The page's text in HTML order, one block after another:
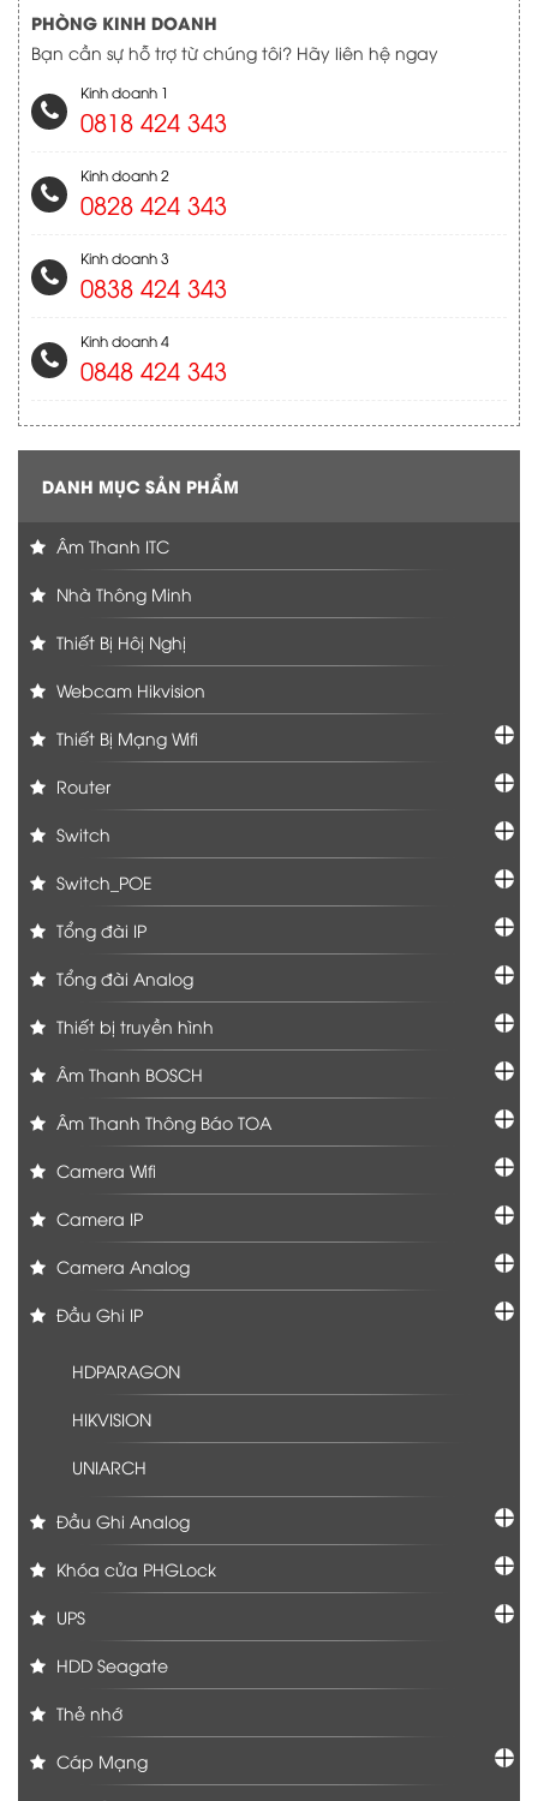
PHÒNG KINH DOANH
Bạn cần sự hỗ trợ từ chúng tôi? Hãy liên hệ ngay
Kinh doanh 1
0818 424 343
Kinh doanh 2
0828 424 343
Kinh doanh 3
0838 424 343
Kinh doanh 4
0848 424 343
DANH MỤC SẢN PHẨM
Âm Thanh ITC
Nhà Thông Minh
Thiết Bị Hôị Nghị
Webcam Hikvision
Thiết Bị Mạng Wifi
Router
Switch
Switch_POE
Tổng đài IP
Tổng đài Analog
Thiết bị truyền hình
Âm Thanh BOSCH
Âm Thanh Thông Báo TOA
Camera Wifi
Camera IP
Camera Analog
Đầu Ghi IP
HDPARAGON
HIKVISION
UNIARCH
Đầu Ghi Analog
Khóa cửa PHGLock
UPS
HDD Seagate
Thẻ nhớ
Cáp Mạng